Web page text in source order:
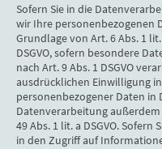
Sofern Sie in die
wir Ihre personenbezogenen
Grundlage von Art. 6 Abs. 1 lit.
DSGVO, sofern besondere
nach Art. 9 Abs. 1 DSGVO
ausdrücklichen Einwilligung
personenbezogener Daten
Datenverarbeitung
49 Abs. 1 lit. a DSGVO.
in den Zugriff auf